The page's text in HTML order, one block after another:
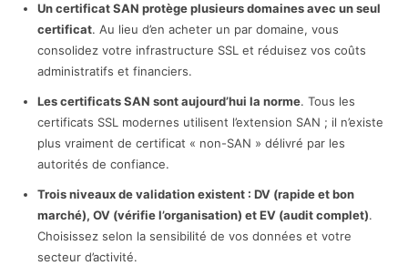
Un certificat SAN protège plusieurs domaines avec un seul
certificat. Au lieu d’en acheter un par domaine, vous
consolidez votre infrastructure SSL et réduisez vos coûts
administratifs et financiers.
Les certificats SAN sont aujourd’hui la norme. Tous les
certificats SSL modernes utilisent l’extension SAN ; il n’existe
plus vraiment de certificat « non-SAN » délivré par les
autorités de confiance.
Trois niveaux de validation existent : DV (rapide et bon
marché), OV (vérifie l’organisation) et EV (audit complet).
Choisissez selon la sensibilité de vos données et votre
secteur d’activité.